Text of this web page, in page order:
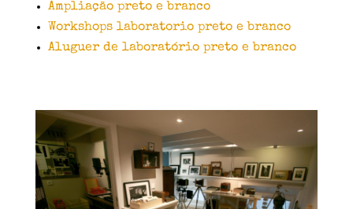
Ampliação preto e branco
Workshops laboratorio preto e branco
Aluguer de laboratório preto e branco